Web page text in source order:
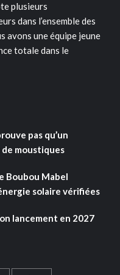
plusieurs
dans l’ensemble des
avons une équipe jeune
totale dans le
pas qu’un
moustiques
Boubou Mabel
solaire vérifiées
lancement en 2027